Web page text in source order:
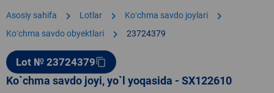
Asosiy sahifa chevron_right Lotlar chevron_right Koʻchma savdo joylari chevron_right
Koʻchma savdo obyektlari chevron_right 23724379
Lot № 23724379content_copy
Ko`chma savdo joyi, yo`l yoqasida - SX122610